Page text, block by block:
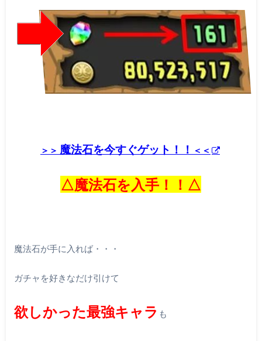
＞＞ 魔法石を今すぐゲット！！ ＜＜
△魔法石を入手！！△
魔法石が手に入れば・・・
ガチャを好きなだけ引けて
欲しかった最強キャラ も